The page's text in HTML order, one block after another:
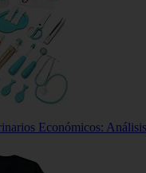
Económicos: